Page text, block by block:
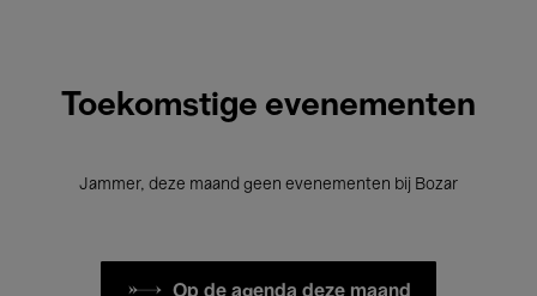
Toekomstige evenementen
Jammer, deze maand geen evenementen bij Bozar
Op de agenda deze maand